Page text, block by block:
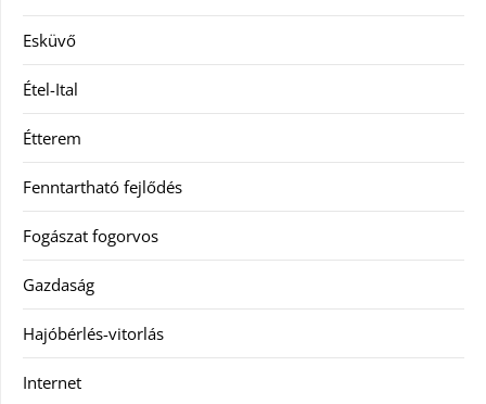
Esküvő
Étel-Ital
Étterem
Fenntartható fejlődés
Fogászat fogorvos
Gazdaság
Hajóbérlés-vitorlás
Internet